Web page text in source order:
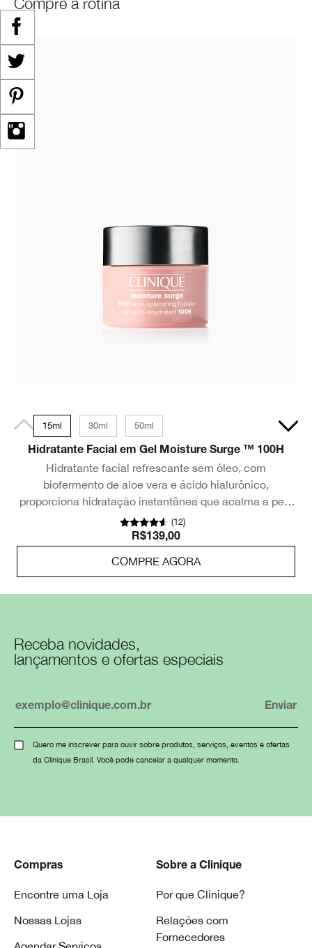
15ml 30ml 50ml
Hidratante Facial em Gel Moisture Surge ™ 100H
Hidratante facial refrescante sem óleo, com
biofermento de aloe vera e ácido hialurônico,
proporciona hidratação instantânea que acalma a pele
em 3 segundos.
(12)
R$139,00
COMPRE AGORA
Receba novidades,
lançamentos e ofertas especiais
Quero me inscrever para ouvir sobre produtos, serviços, eventos e ofertas
da Clinique Brasil. Você pode cancelar a qualquer momento.
Compras
Encontre uma Loja
Nossas Lojas
Sobre a Clinique
Por que Clinique?
Relações com
Fornecedores